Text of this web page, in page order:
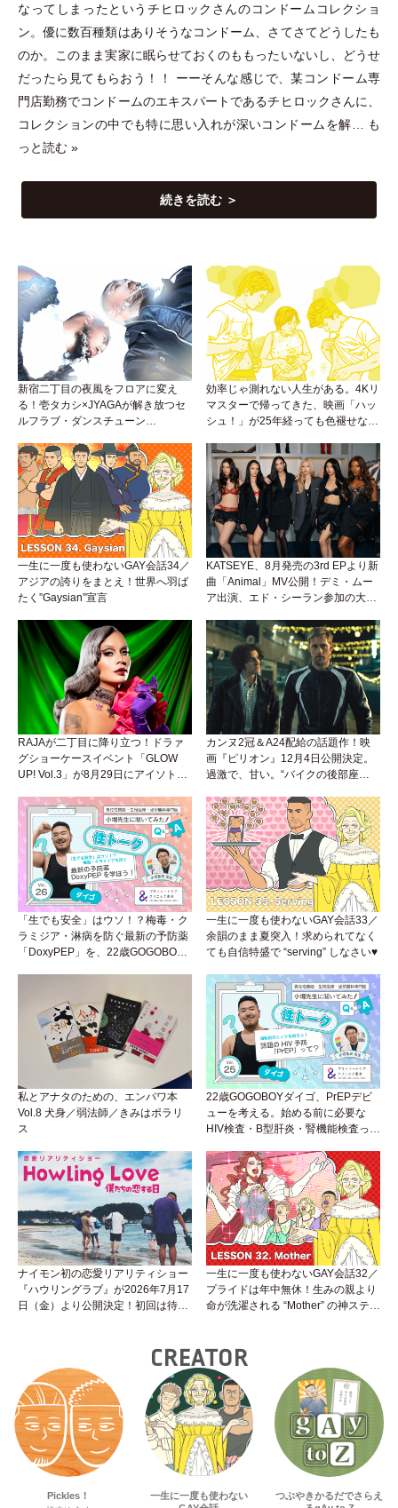
なってしまったというチヒロックさんのコンドームコレクショ
ン。優に数百種類はありそうなコンドーム、さてさてどうしたも
のか。このまま実家に眠らせておくのももったいないし、どうせ
だったら見てもらおう！！ ーーそんな感じで、某コンドーム専
門店勤務でコンドームのエキスパートであるチヒロックさんに、
コレクションの中でも特に思い入れが深いコンドームを解…
も
っと読む »
続きを読む ＞
新宿二丁目の夜風をフロアに変え
る！壱タカシ×JYAGAが解き放つセ
ルフラブ・ダンスチューン
効率じゃ測れない人生がある。4Kリ
マスターで帰ってきた、映画「ハッ
シュ！」が25年経っても色褪せない
一生に一度も使わないGAY会話34／
アジアの誇りをまとえ！世界へ羽ば
たく”Gaysian”宣言
KATSEYE、8月発売の3rd EPより新
曲「Animal」MV公開！デミ・ムー
ア出演、エド・シーラン参加の大胆
RAJAが二丁目に降り立つ！ドラァ
グショーケースイベント「GLOW
UP! Vol.3」が8月29日にアイソトー
カンヌ2冠＆A24配給の話題作！映
画『ピリオン』12月4日公開決定。
過激で、甘い。“バイクの後部座
「生でも安全」はウソ！？梅毒・ク
ラミジア・淋病を防ぐ最新の予防薬
「DoxyPEP」を、22歳GOGOBOY
（Vol.26）
一生に一度も使わないGAY会話33／
余韻のまま夏突入！求められてなく
ても自信特盛で “serving” しなさい♥
私とアナタのための、エンパワ本
Vol.8 犬身／弱法師／きみはポラリ
ス
22歳GOGOBOYダイゴ、PrEPデビ
ューを考える。始める前に必要な
HIV検査・B型肝炎・腎機能検査っ
性トーク～聞きにくいことは小堀先
生に聞けばイイ！（Vol.25）
ナイモン初の恋愛リアリティショー
『ハウリングラブ』が2026年7月17
日（金）より公開決定！初回は待望
一生に一度も使わないGAY会話32／
プライドは年中無休！生みの親より
命が洗濯される “Mother” の神ステー
CREATOR
Pickles！
一生に一度も使わない
つぶやきかるだでさらえ